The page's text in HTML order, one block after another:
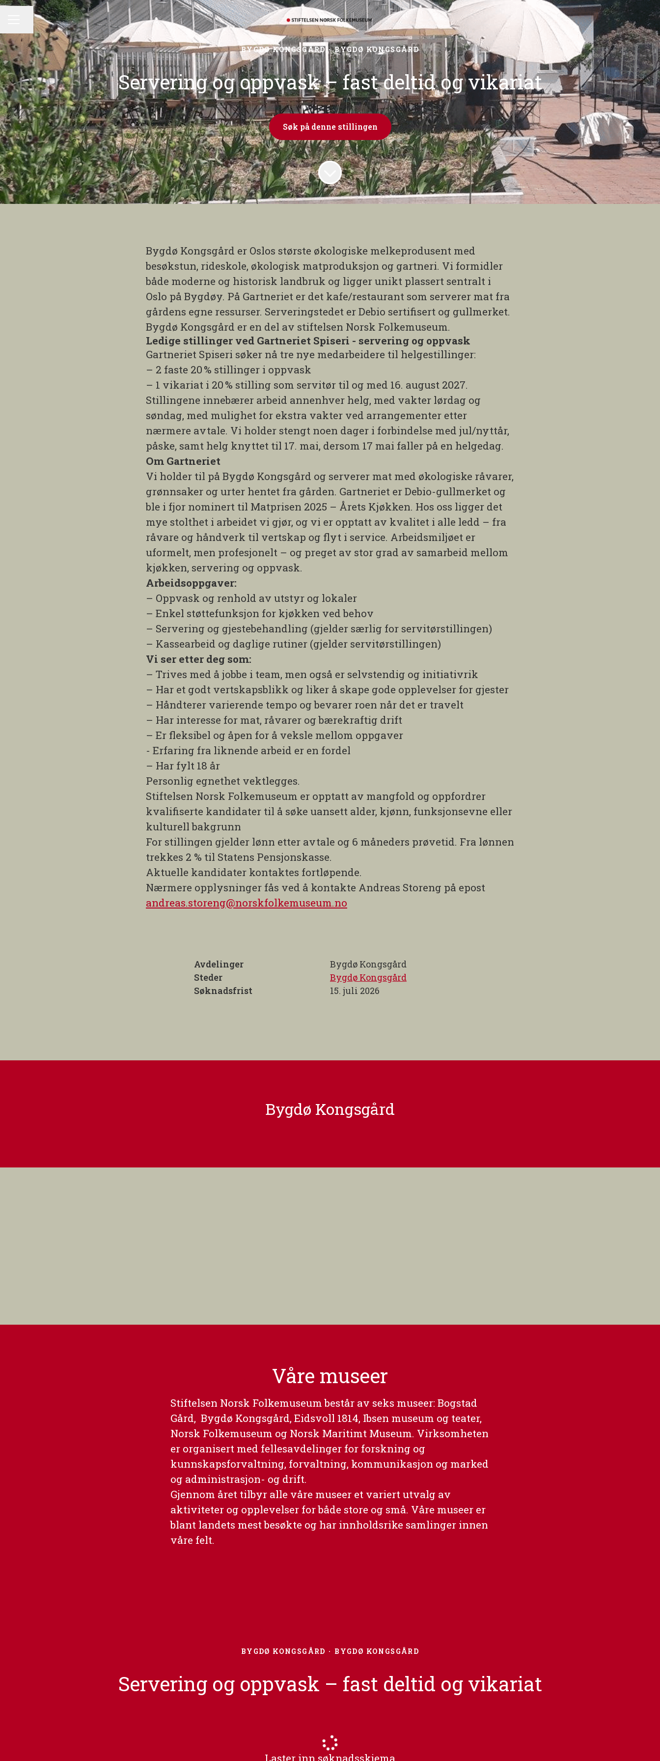
KARRIEREMENY
Del siden
BYGDØ KONGSGÅRD · BYGDØ KONGSGÅRD
Servering og oppvask – fast deltid og vikariat
Søk på denne stillingen
Bygdø Kongsgård er Oslos største økologiske melkeprodusent med
besøkstun, rideskole, økologisk matproduksjon og gartneri. Vi formidler
både moderne og historisk landbruk og ligger unikt plassert sentralt i
Oslo på Bygdøy. På Gartneriet er det kafe/restaurant som serverer mat fra
gårdens egne ressurser. Serveringstedet er Debio sertifisert og gullmerket.
Bygdø Kongsgård er en del av stiftelsen Norsk Folkemuseum.
Ledige stillinger ved Gartneriet Spiseri - servering og oppvask
Gartneriet Spiseri søker nå tre nye medarbeidere til helgestillinger:
– 2 faste 20% stillinger i oppvask
– 1 vikariat i 20% stilling som servitør til og med 16. august 2027.
Stillingene innebærer arbeid annenhver helg, med vakter lørdag og
søndag, med mulighet for ekstra vakter ved arrangementer etter
nærmere avtale. Vi holder stengt noen dager i forbindelse med jul/nyttår,
påske, samt helg knyttet til 17. mai, dersom 17 mai faller på en helgedag.
Om Gartneriet
Vi holder til på Bygdø Kongsgård og serverer mat med økologiske råvarer,
grønnsaker og urter hentet fra gården. Gartneriet er Debio-gullmerket og
ble i fjor nominert til Matprisen 2025 – Årets Kjøkken. Hos oss ligger det
mye stolthet i arbeidet vi gjør, og vi er opptatt av kvalitet i alle ledd – fra
råvare og håndverk til vertskap og flyt i service. Arbeidsmiljøet er
uformelt, men profesjonelt – og preget av stor grad av samarbeid mellom
kjøkken, servering og oppvask.
Arbeidsoppgaver:
– Oppvask og renhold av utstyr og lokaler
– Enkel støttefunksjon for kjøkken ved behov
– Servering og gjestebehandling (gjelder særlig for servitørstillingen)
– Kassearbeid og daglige rutiner (gjelder servitørstillingen)
Vi ser etter deg som:
– Trives med å jobbe i team, men også er selvstendig og initiativrik
– Har et godt vertskapsblikk og liker å skape gode opplevelser for gjester
– Håndterer varierende tempo og bevarer roen når det er travelt
– Har interesse for mat, råvarer og bærekraftig drift
– Er fleksibel og åpen for å veksle mellom oppgaver
- Erfaring fra liknende arbeid er en fordel
– Har fylt 18 år
Personlig egnethet vektlegges.
Stiftelsen Norsk Folkemuseum er opptatt av mangfold og oppfordrer
kvalifiserte kandidater til å søke uansett alder, kjønn, funksjonsevne eller
kulturell bakgrunn
For stillingen gjelder lønn etter avtale og 6 måneders prøvetid. Fra lønnen
trekkes 2 % til Statens Pensjonskasse.
Aktuelle kandidater kontaktes fortløpende.
Nærmere opplysninger fås ved å kontakte Andreas Storeng på epost
andreas.storeng@norskfolkemuseum.no
Avdelinger
Bygdø Kongsgård
Steder
Bygdø Kongsgård
Søknadsfrist
15. juli 2026
Bygdø Kongsgård
Våre museer
Stiftelsen Norsk Folkemuseum består av seks museer: Bogstad
Gård, Bygdø Kongsgård, Eidsvoll 1814, Ibsen museum og teater,
Norsk Folkemuseum og Norsk Maritimt Museum. Virksomheten
er organisert med fellesavdelinger for forskning og
kunnskapsforvaltning, forvaltning, kommunikasjon og marked
og administrasjon- og drift.
Gjennom året tilbyr alle våre museer et variert utvalg av
aktiviteter og opplevelser for både store og små. Våre museer er
blant landets mest besøkte og har innholdsrike samlinger innen
våre felt.
BYGDØ KONGSGÅRD · BYGDØ KONGSGÅRD
Servering og oppvask – fast deltid og vikariat
Laster inn søknadsskjema